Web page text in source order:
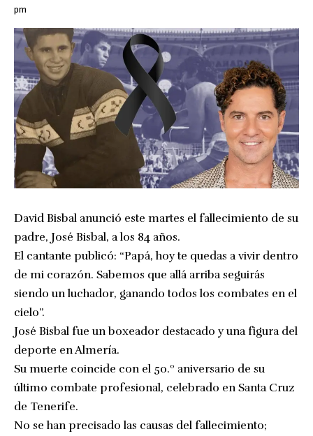
pm
David Bisbal anunció este martes el fallecimiento de su
padre, José Bisbal, a los 84 años.
El cantante publicó: “Papá, hoy te quedas a vivir dentro
de mi corazón. Sabemos que allá arriba seguirás
siendo un luchador, ganando todos los combates en el
cielo”.
José Bisbal fue un boxeador destacado y una figura del
deporte en Almería.
Su muerte coincide con el 50.º aniversario de su
último combate profesional, celebrado en Santa Cruz
de Tenerife.
No se han precisado las causas del fallecimiento;